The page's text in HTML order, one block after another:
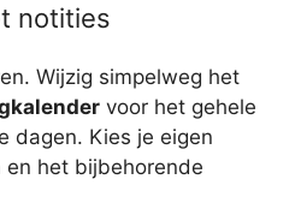
notities
Wijzig simpelweg het
voor het gehele
dagen. Kies je eigen
het bijbehorende